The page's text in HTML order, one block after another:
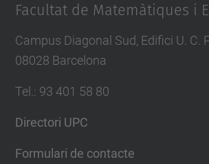
Facultat de Matemàtiques i
Campus Diagonal Sud, Edifici U. C.
08028 Barcelona
Tel. : 93 401 58 80
Directori UPC
Formulari de contacte